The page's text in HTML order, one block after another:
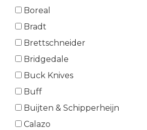
Boreal
Bradt
Brettschneider
Bridgedale
Buck Knives
Buff
Buijten & Schipperheijn
Calazo